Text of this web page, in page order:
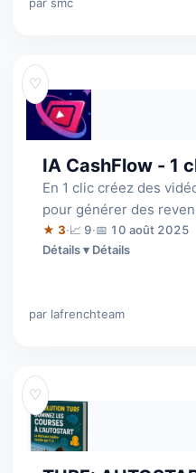
♡
IA CashFlow - 1
En 1 clic créez des
pour générer des
YouTube, TikTok, Insta
★ 3·📈 9·📅 10 août 2025
Détails
par lafrenchteam
♡